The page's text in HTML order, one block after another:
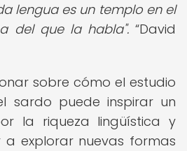
lengua es un templo en el
del que la habla".
David
sobre cómo el estudio
sardo puede inspirar un
la riqueza lingüística y
a explorar nuevas formas